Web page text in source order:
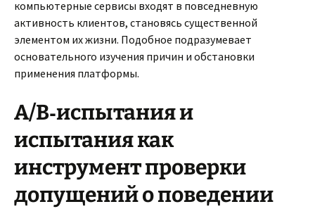
компьютерные сервисы входят в повседневную
активность клиентов, становясь существенной
элементом их жизни. Подобное подразумевает
основательного изучения причин и обстановки
применения платформы.
A/B‑испытания и
испытания как
инструмент проверки
допущений о поведении